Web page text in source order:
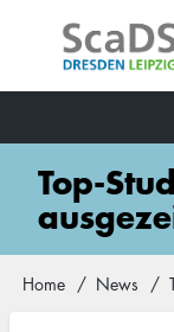
Main
navigation
Top-
Breadcrumb
Home News